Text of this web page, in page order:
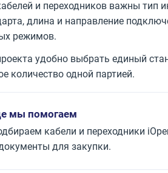
и переходников важны тип
длина и направление
режимов.
удобно выбрать единый
количество одной партией.
мы помогаем
кабели и переходники
для закупки.